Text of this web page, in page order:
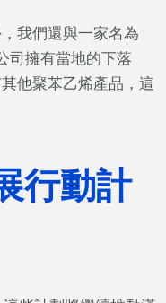
我們還與一家名為
司擁有當地的下落
他聚苯乙烯產品，這
行動計